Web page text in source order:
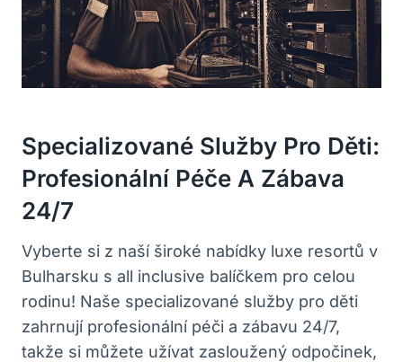
Specializované Služby Pro Děti:
Profesionální Péče A Zábava
24/7
Vyberte si z naší široké nabídky luxe resortů v
Bulharsku s all inclusive balíčkem pro celou
rodinu! Naše specializované služby pro děti
zahrnují profesionální péči a zábavu 24/7,
takže si můžete užívat zasloužený odpočinek,